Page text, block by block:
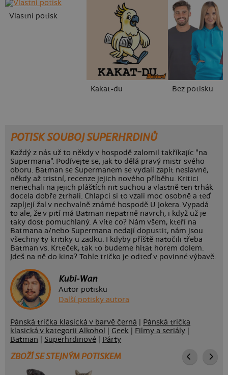
Vlastní potisk
Kakat-du Bez potisku
POTISK SOUBOJ SUPERHRDINŮ
Každý z nás už to někdy v hospodě zalomil takříkajíc "na
Supermana". Podívejte se, jak to dělá pravý mistr svého
oboru. Batman se Supermanem se vydali zapít neslavné,
někdy až tristní, recenze jejich nového příběhu. Kritici
nenechali na jejich pláštích nit suchou a vlastně ten trhák
docela dobře ztrhali. Chlapci si to vzali moc osobně a teď
zapíjejí žal v nechvalně známé hospodě U Jokera. Vypadá
to ale, že v pití má Batman nepatrně navrch, i když už je
taky dost pomuchlaný. A víte co? Nám všem, kteří na
Batmana a/nebo Supermana nedají dopustit, nám jsou
všechny ty kritiky u zadku. I kdyby příště natočili třeba
Batman vs. Krteček, tak to budeme hltat horem dolem.
Jdeš na ně do kina? Tohle tričko je odteď v povinné výbavě.
Kubi-Wan
Autor potisku
Další potisky autora
Pánská trička klasická v barvě černá
Pánská trička
klasická v kategorii Alkohol
Geek Filmy a seriály
Batman
Superhrdinové Párty
ZBOŽÍ SE STEJNÝM POTISKEM